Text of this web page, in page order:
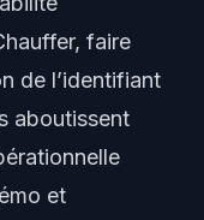
faire
de l’identifiant
aboutissent
et